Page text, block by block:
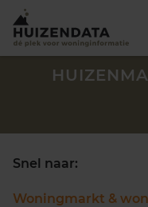
Snel naar:
Woningmarkt &